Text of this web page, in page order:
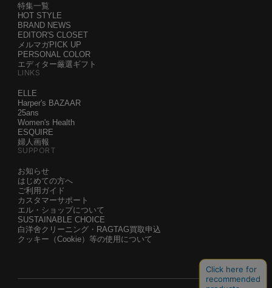
特集一覧
HOT STYLE
BRAND NEWS
EDITOR'S CLOSET
メルマガPICK UP
PERSONAL COLOR
エディター厳選ギフト
LINKS
ELLE
Harper's BAZAAR
25ans
Women's Health
ESQUIRE
婦人画報
SUPPORT
お知らせ
はじめての方へ
ご利用ガイド
カスタマーサポート
エル・ショップについて
SUSTAINABLE CHOICE
白洋舍クリーニング・RAGTAG買取申込
クッキー（Cookie）等の使用について